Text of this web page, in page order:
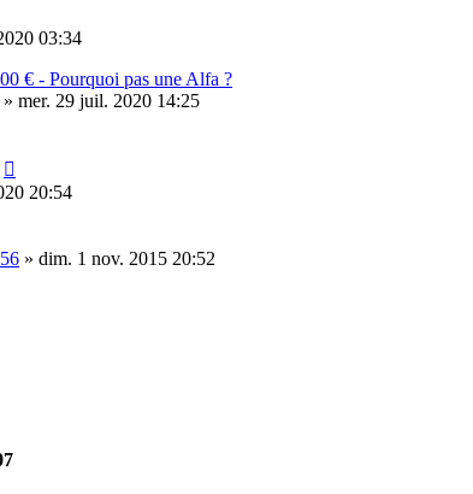
03:34
€ - Pourquoi pas une Alfa ?
» mer. 29 juil. 2020 14:25
20:54
» dim. 1 nov. 2015 20:52